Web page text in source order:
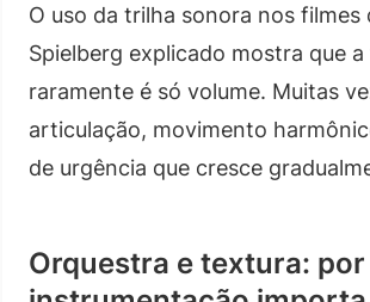
O uso da trilha sonora nos filmes
Spielberg explicado mostra que a
raramente é só volume. Muitas
articulação, movimento
de urgência que cresce
Orquestra e textura: por